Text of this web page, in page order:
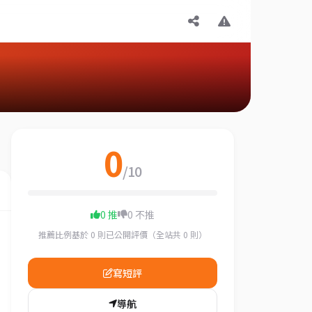
0/10
0 推 0 不推
推薦比例基於 0 則已公開評價（全站共 0 則）
寫短評
導航